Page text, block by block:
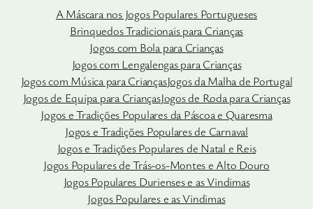
A Máscara nos Jogos Populares Portugueses
Brinquedos Tradicionais para Crianças
Jogos com Bola para Crianças
Jogos com Lengalengas para Crianças
Jogos com Música para CriançasJogos da Malha de Portugal
Jogos de Equipa para CriançasJogos de Roda para Crianças
Jogos e Tradições Populares da Páscoa e Quaresma
Jogos e Tradições Populares de Carnaval
Jogos e Tradições Populares de Natal e Reis
Jogos Populares de Trás-os-Montes e Alto Douro
Jogos Populares Durienses e as Vindimas
Jogos Populares e as Vindimas